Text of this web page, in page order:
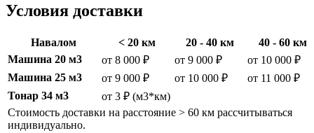
Условия доставки
Навалом < 20 км 20 - 40 км
40 - 60 км
Машина 20 м3
от 8 000 ₽ от 9 000 ₽
от 10 000 ₽
Машина 25 м3
от 9 000 ₽ от 10 000 ₽
от 11 000 ₽
Тонар 34 м3
от 3 ₽ (м3*км)
Стоимость доставки на расстояние > 60 км рассчитываться
индивидуально.